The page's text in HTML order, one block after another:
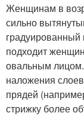
Женщинам в
сильно
градуированный
подходит
овальным лицом.
наложения
прядей
стрижку более